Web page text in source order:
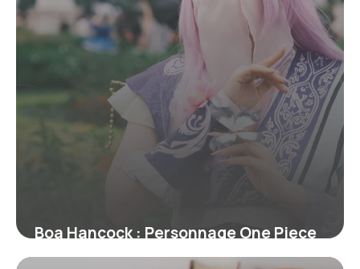
Boa Hancock : Personnage One Piece
31 mars 2026